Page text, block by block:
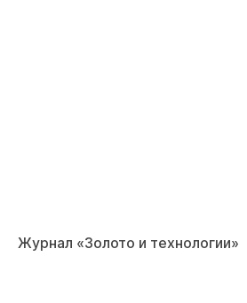
Журнал «Золото и технологии»